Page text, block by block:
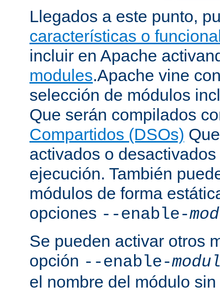
Llegados a este punto,
características o
incluir en Apache
modules.Apache vine
selección de módulos
Que serán compilados
Compartidos (DSOs)
activados o
ejecución. También
módulos de forma
opciones --enable-
Se pueden activar otros
opción --enable-
el nombre del módulo